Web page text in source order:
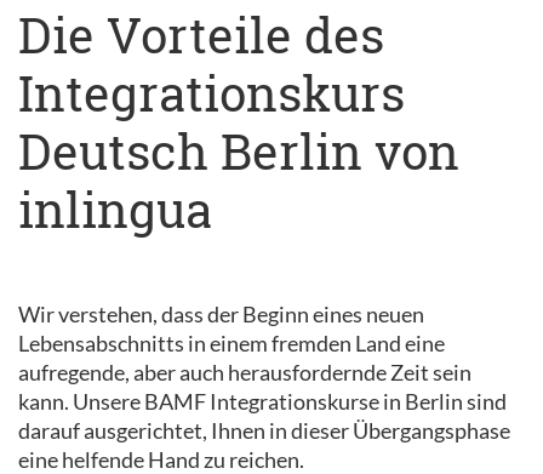
Die Vorteile des
Integrationskurs
Deutsch Berlin von
inlingua
Wir verstehen, dass der Beginn eines neuen
Lebensabschnitts in einem fremden Land eine
aufregende, aber auch herausfordernde Zeit sein
kann. Unsere BAMF Integrationskurse in Berlin sind
darauf ausgerichtet, Ihnen in dieser Übergangsphase
eine helfende Hand zu reichen.